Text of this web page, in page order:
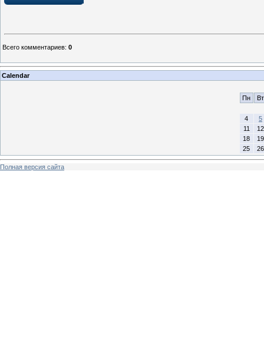
Всего комментариев: 0
Calendar
Пн Вт
4
5
11
12
18
19
25
26
Полная версия сайта